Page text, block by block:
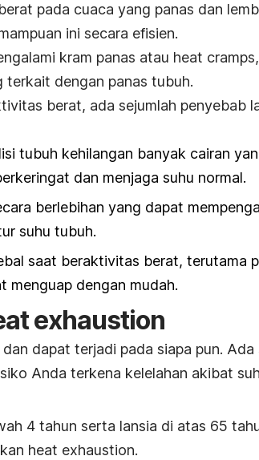
pada cuaca yang panas dan
ini secara efisien.
kram panas atau heat cramps
terkait dengan panas tubuh.
berat, ada sejumlah penyebab
tubuh kehilangan banyak cairan
dan menjaga suhu normal.
berlebihan yang dapat
suhu tubuh.
saat beraktivitas berat, terutama
menguap dengan mudah.
exhaustion
dapat terjadi pada siapa pun.
Anda terkena kelelahan akibat
4 tahun serta lansia di atas 65
heat exhaustion.